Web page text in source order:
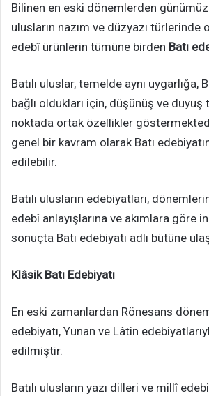
Bilinen en eski dönemlerden
ulusların nazım ve düzyazı türlerinde
edebî ürünlerin tümüne birden Batı
Batılı uluslar, temelde aynı uygarlığa,
bağlı oldukları için, düşünüş ve duyuş
noktada ortak özellikler
genel bir kavram olarak Batı
edilebilir.
Batılı ulusların edebiyatları,
edebî anlayışlarına ve akımlara göre
sonuçta Batı edebiyatı adlı bütüne
Klâsik Batı Edebiyatı
En eski zamanlardan Rönesans
edebiyatı, Yunan ve Lâtin
edilmiştir.
Batılı ulusların yazı dilleri ve millî